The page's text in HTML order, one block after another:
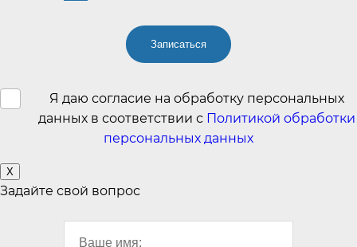
Я даю согласие на обработку персональных
данных в соответствии с Политикой обработки
персональных данных
X
Задайте свой вопрос